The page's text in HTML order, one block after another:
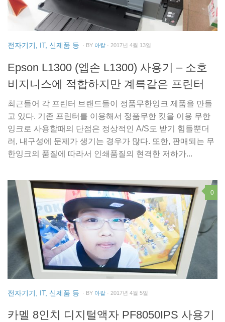
전자기기, IT, 신제품 등 · BY 아칼 · 2017년 4월 13일
Epson L1300 (엡손 L1300) 사용기 – 소호
비지니스에 적합하지만 계륵같은 프린터
최근들어 각 프린터 브랜드들이 정품무한잉크 제품을 만들
고 있다. 기존 프린터를 이용해서 정품무한 킷을 이용 무한
잉크로 사용할때의 단점은 정상적인 A/S도 받기 힘들뿐더
러, 내구성에 문제가 생기는 경우가 많다. 또한, 판매되는 무
한잉크의 품질에 따라서 인쇄품질의 현격한 저하가...
0
전자기기, IT, 신제품 등 · BY 아칼 · 2017년 4월 5일
카멜 8인치 디지털액자 PF8050IPS 사용기